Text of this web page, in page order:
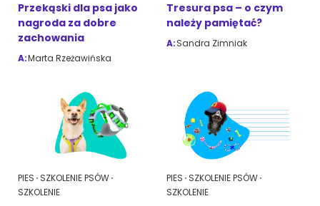
Przekąski dla psa jako
nagroda za dobre
zachowania
A:Marta Rzeżawińska
Tresura psa – o czym
należy pamiętać?
A:Sandra Zimniak
PIES SZKOLENIE PSÓW
SZKOLENIE
PIES SZKOLENIE PSÓW
SZKOLENIE